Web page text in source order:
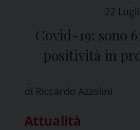
22
Covid-19: sono
positività in
di Riccardo Azzolini
Attualità